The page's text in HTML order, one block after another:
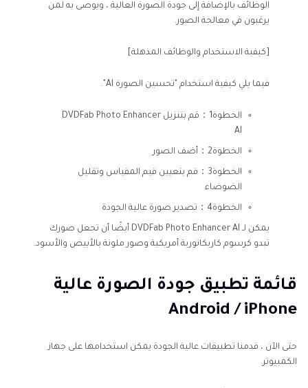
الوظائف بالإضافة إلى جودة الصورة العالية ، ويوصى به لمن
يرغبون في معالجة الصور.
[كيفية الاستخدام والوظائف المذهلة]
فيما يلي كيفية استخدام "تحسين الصورة AI".
الخطوة1：قم بتنزيل DVDFab Photo Enhancer
AI
الخطوة2：أضف الصور
الخطوة3：قم بتعيين قيم المقياس وتقليل
الضوضاء
الخطوة4：تصدير صورة عالية الجودة
يمكن لـ DVDFab Photo Enhancer AI أيضًا أن تجعل صورك
تبدو كرسوم كاريكاتورية أمريكية وصور ملونة بالأبيض والأسود.
قائمة تطبيق جودة الصورة عالية
Android / iPhone
حتى الآن ، قدمنا تطبيقات عالية الجودة يمكن استخدامها على جهاز
الكمبيوتر.